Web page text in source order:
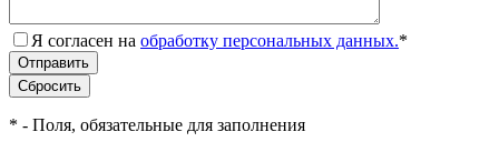
Я согласен на обработку персональных данных.*
* - Поля, обязательные для заполнения